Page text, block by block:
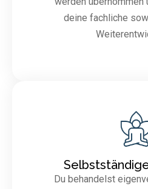
deine fachliche
Du behandelst